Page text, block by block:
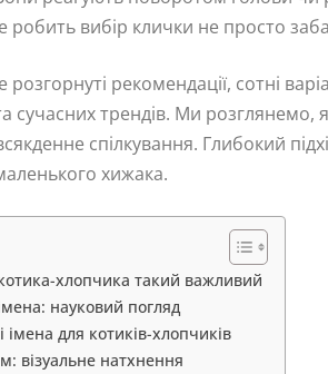
вибір клички не просто
розгорнуті рекомендації, сотні
сучасних трендів. Ми
спілкування. Глибокий
хижака.
хлопчика такий важливий
науковий погляд
імена для котиків-хлопчиків
візуальне натхнення